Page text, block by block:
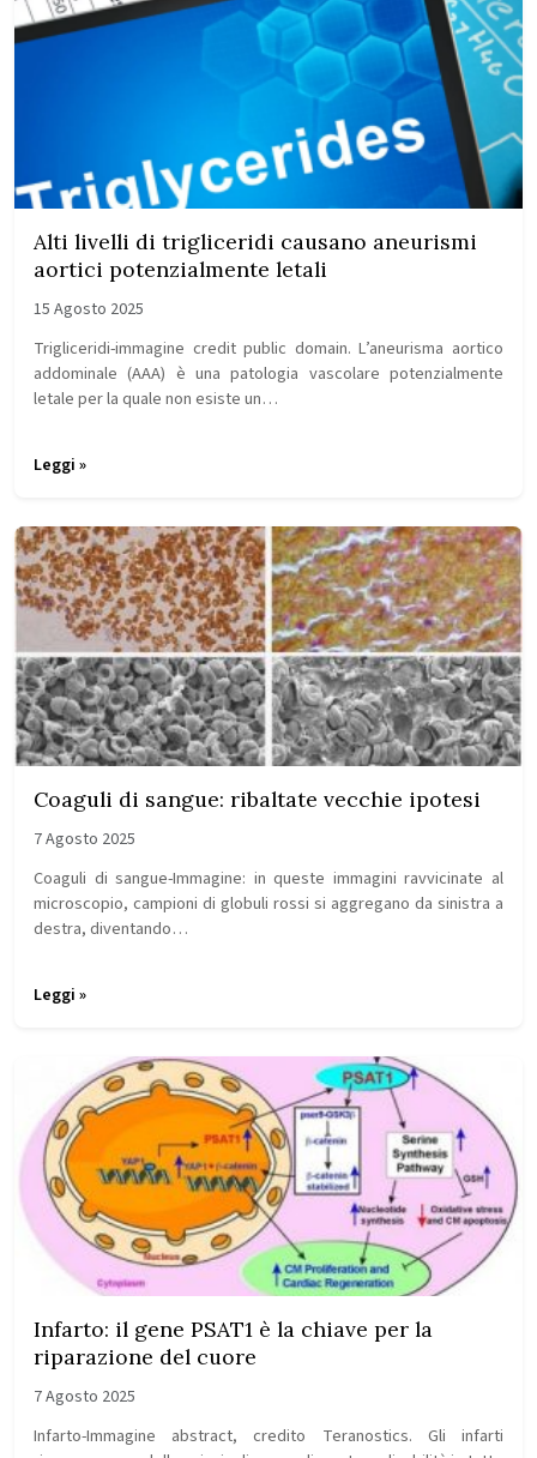
Alti livelli di trigliceridi causano aneurismi
aortici potenzialmente letali
15 Agosto 2025
Trigliceridi-immagine credit public domain. L’aneurisma aortico
addominale (AAA) è una patologia vascolare potenzialmente
letale per la quale non esiste un…
Leggi »
Coaguli di sangue: ribaltate vecchie ipotesi
7 Agosto 2025
Coaguli di sangue-Immagine: in queste immagini ravvicinate al
microscopio, campioni di globuli rossi si aggregano da sinistra a
destra, diventando…
Leggi »
Infarto: il gene PSAT1 è la chiave per la
riparazione del cuore
7 Agosto 2025
Infarto-Immagine abstract, credito Teranostics. Gli infarti